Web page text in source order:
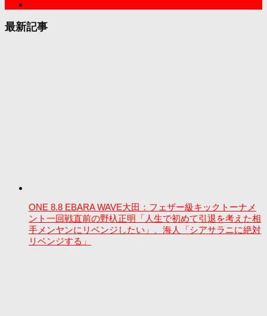
最新記事
ONE 8.8 EBARA WAVE大田：フェザー級キックトーナメ
ント一回戦直前の野杁正明「人生で初めて引退を考えた相
手メンヤンにリベンジしたい」、海人「シアサラニに絶対
リベンジする」